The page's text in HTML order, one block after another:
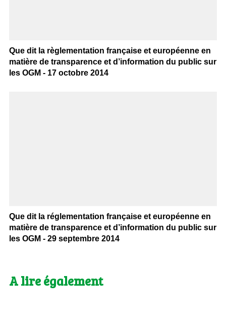
Que dit la règlementation française et européenne en
matière de transparence et d’information du public sur
les OGM - 17 octobre 2014
Que dit la réglementation française et européenne en
matière de transparence et d’information du public sur
les OGM - 29 septembre 2014
A lire également